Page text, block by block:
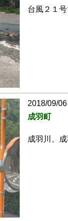
台風２１
2018/09/
成羽町
成羽川、